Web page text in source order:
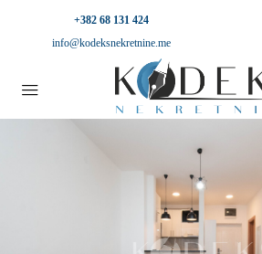
+382 68 131 424
info@kodeksnekretnine.me